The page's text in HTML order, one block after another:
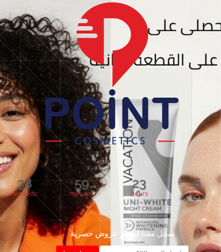
6
days
23
hours
59
minutes
38
seconds
سجل معنا ليصلم عروض حصرية